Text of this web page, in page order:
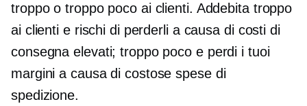
troppo o troppo poco ai clienti. Addebita troppo
ai clienti e rischi di perderli a causa di costi di
consegna elevati; troppo poco e perdi i tuoi
margini a causa di costose spese di
spedizione.